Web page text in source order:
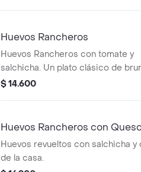
Huevos Rancheros
Huevos Rancheros con tomate y
salchicha. Un plato clásico de
$ 14.600
Huevos Rancheros con
Huevos revueltos con salchicha y
de la casa.